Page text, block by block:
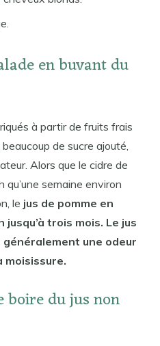
en buvant du
à partir de fruits frais
de sucre ajouté,
Alors que le cidre de
semaine environ
le jus de pomme en
trois mois. Le jus
une odeur
moisissure.
boire du jus non